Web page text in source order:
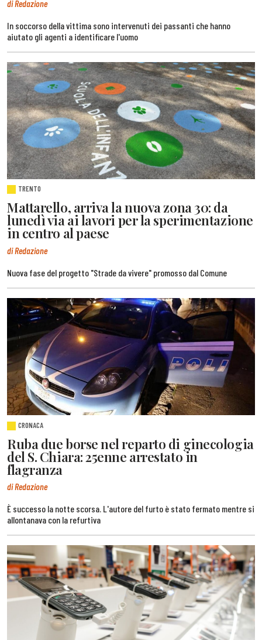
di Redazione
In soccorso della vittima sono intervenuti dei passanti che hanno
aiutato gli agenti a identificare l'uomo
TRENTO
Mattarello, arriva la nuova zona 30: da
lunedì via ai lavori per la sperimentazione
in centro al paese
di Redazione
Nuova fase del progetto "Strade da vivere" promosso dal Comune
CRONACA
Ruba due borse nel reparto di ginecologia
del S. Chiara: 25enne arrestato in
flagranza
di Redazione
È successo la notte scorsa. L'autore del furto è stato fermato mentre si
allontanava con la refurtiva